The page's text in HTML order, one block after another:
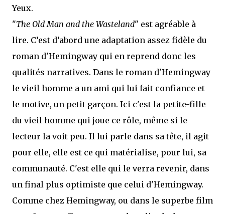
Yeux.
"The Old Man and the Wasteland" est agréable à
lire. C’est d’abord une adaptation assez fidèle du
roman d'Hemingway qui en reprend donc les
qualités narratives. Dans le roman d'Hemingway
le vieil homme a un ami qui lui fait confiance et
le motive, un petit garçon. Ici c'est la petite-fille
du vieil homme qui joue ce rôle, même si le
lecteur la voit peu. Il lui parle dans sa tête, il agit
pour elle, elle est ce qui matérialise, pour lui, sa
communauté. C'est elle qui le verra revenir, dans
un final plus optimiste que celui d'Hemingway.
Comme chez Hemingway, ou dans le superbe film